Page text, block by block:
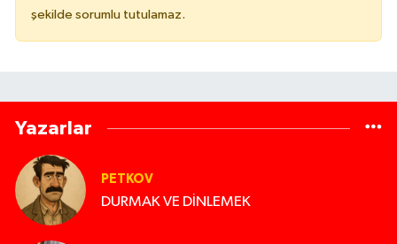
şekilde sorumlu tutulamaz.
Yazarlar
PETKOV
DURMAK VE DİNLEMEK